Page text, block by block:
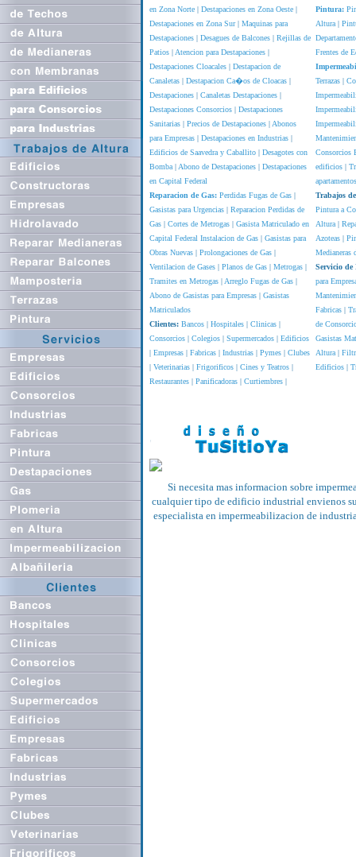
en Zona Norte| Destapaciones en Zona Oeste|
Destapaciones en Zona Sur| Maquinas para
Destapaciones| Desagues de Balcones| Rejillas de
Patios| Atencion para Destapaciones|
Destapaciones Cloacales| Destapacion de
Canaletas| Destapacion Ca�os de Cloacas|
Destapaciones| Canaletas Destapaciones|
Destapaciones Consorcios| Destapaciones
Sanitarias| Precios de Destapaciones| Abonos
para Empresas| Destapaciones en Industrias|
Edificios de Saavedra y Caballito| Desagotes con
Bomba| Abono de Destapaciones| Destapaciones
en Capital Federal
Reparacion de Gas: Perdidas Fugas de Gas|
Gasistas para Urgencias| Reparacion Perdidas de
Gas| Cortes de Metrogas| Gasista Matriculado en
Capital Federal Instalacion de Gas| Gasistas para
Obras Nuevas| Prolongaciones de Gas|
Ventilacion de Gases| Planos de Gas| Metrogas|
Tramites en Metrogas| Arreglo Fugas de Gas|
Abono de Gasistas para Empresas| Gasistas
Matriculados
Clientes: Bancos| Hospitales| Clinicas|
Consorcios| Colegios| Supermercados| Edificios
| Empresas| Fabricas| Industrias| Pymes| Clubes
| Veterinarias| Frigorificos| Cines y Teatros|
Restaurantes| Panificadoras| Curtiembres|
Pintura:
Altura|
Frentes de
Terrazas|
Consorcios
edificios|
apartamentos
Trabajos
Pintura a
Altura|
Azoteas|
Medianeras
Servicio
para
Fabricas|
de
Gasistas
Altura|
Edificios|
Si necesita mas informacion sobre
cualquier tipo de edificio industrial envienos
especialista en impermeabilizacion de